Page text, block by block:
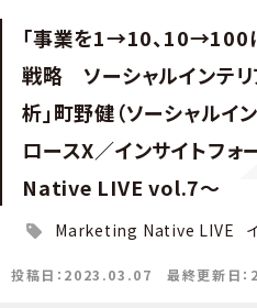
「事業を1→10、10→100
戦略 ソーシャルインテ
析」町野健（ソーシャルイ
ロースX／インサイトフ
Native LIVE vol.7～
Marketing Native LIVE
投稿日：2023.03.07 最終更新日